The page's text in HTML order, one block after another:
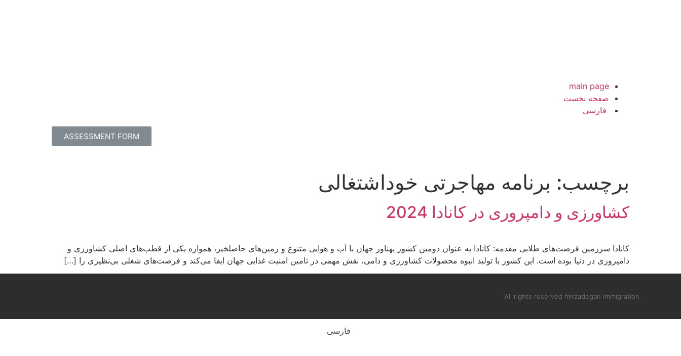
main page
صفحه نخست
فارسی
ASSESSMENT FORM
برچسب: برنامه مهاجرتی خوداشتغالی
کشاورزی و دامپروری در کانادا 2024
کانادا سرزمین فرصت‌های طلایی مقدمه: کانادا به عنوان دومین کشور پهناور جهان با آب و هوایی متنوع و زمین‌های حاصلخیز، همواره یکی از قطب‌های اصلی کشاورزی و
دامپروری در دنیا بوده است. این کشور با تولید انبوه محصولات کشاورزی و دامی، نقش مهمی در تامین امنیت غذایی جهان ایفا می‌کند و فرصت‌های شغلی بی‌نظیری را […]
All rights reserved mirzadegan immigration
فارسی